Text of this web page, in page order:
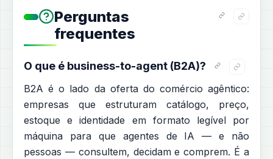
Perguntas
frequentes
O que é business-to-agent (B2A)?
B2A é o lado da oferta do comércio agêntico:
empresas que estruturam catálogo, preço,
estoque e identidade em formato legível por
máquina para que agentes de IA — e não
pessoas — consultem, decidam e comprem. É a